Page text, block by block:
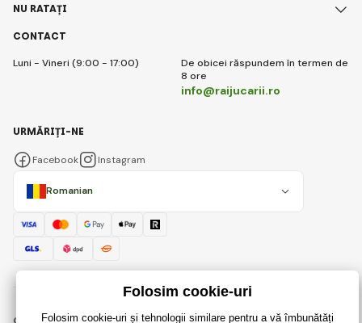
CONTACT
Luni - Vineri (9:00 - 17:00)
De obicei răspundem în termen de
8 ore
info@raijucarii.ro
NU RATAȚI
Romanian
URMĂRIȚI-NE
Facebook Instagram